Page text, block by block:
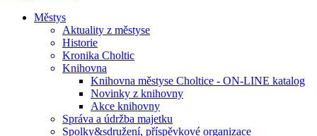
Městys
Aktuality z městyse
Historie
Kronika Choltic
Knihovna
Knihovna městyse Choltice - ON-LINE katalog
Novinky z knihovny
Akce knihovny
Správa a údržba majetku
Spolky&sdružení, příspěvkové organizace